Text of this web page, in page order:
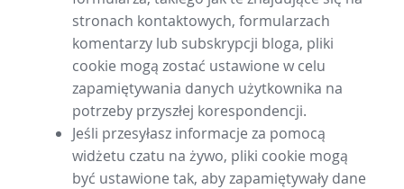
stronach kontaktowych, formularzach
komentarzy lub subskrypcji bloga, pliki
cookie mogą zostać ustawione w celu
zapamiętywania danych użytkownika na
potrzeby przyszłej korespondencji.
Jeśli przesyłasz informacje za pomocą
widżetu czatu na żywo, pliki cookie mogą
być ustawione tak, aby zapamiętywały dane